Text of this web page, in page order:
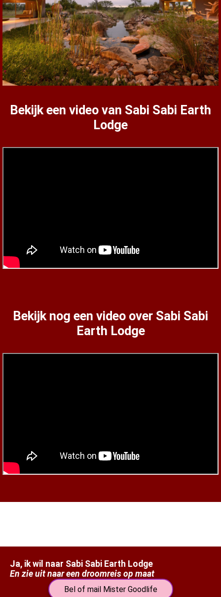
Bekijk een video van Sabi Sabi Earth
Lodge
Bekijk nog een video over Sabi Sabi
Earth Lodge
Ja, ik wil naar Sabi Sabi Earth Lodge
En zie uit naar een droomreis op maat
Bel of mail Mister Goodlife